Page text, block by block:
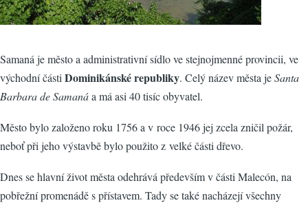
Samaná je město a administrativní sídlo ve stejnojmenné provincii, ve
východní části Dominikánské republiky. Celý název města jeSanta
Barbara de Samanáa má asi 40 tisíc obyvatel.
Město bylo založeno roku 1756 a v roce 1946 jej zcela zničil požár,
neboť při jeho výstavbě bylo použito z velké části dřevo.
Dnes se hlavní život města odehrává především v části Malecón, na
pobřežní promenádě s přístavem. Tady se také nacházejí všechny